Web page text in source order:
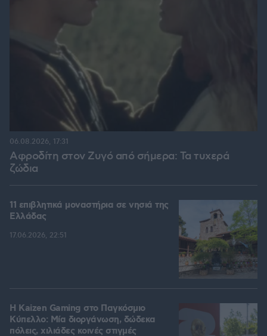
Αφροδίτη στον Ζυγό από σήμερα: Τα τυχερά
ζώδια
06.08.2026, 17:31
11 επιβλητικά μοναστήρια σε νησιά της
Ελλάδας
17.06.2026, 22:51
H Kaizen Gaming στο Παγκόσμιο
Kύπελλο: Μία διοργάνωση, δώδεκα
πόλεις, χιλιάδες κοινές στιγμές